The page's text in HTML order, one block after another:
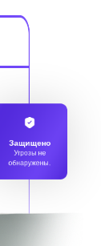
Защищено
Угрозы не
обнаружены.